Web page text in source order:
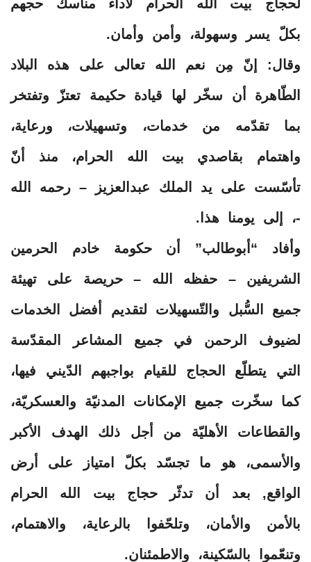
لحجاج بيت الله الحرام لأداء مناسك حجهم
بكلّ يسر وسهولة، وأمن وأمان.
وقال: إنّ مِن نعم الله تعالى على هذه البلاد
الطّاهرة أن سخّر لها قيادة حكيمة تعتزّ وتفتخر
بما تقدّمه من خدمات، وتسهيلات، ورعاية،
واهتمام بقاصدي بيت الله الحرام، منذ أنّ
تأسّست على يد الملك عبدالعزيز – رحمه الله
-، إلى يومنا هذا.
وأفاد “أبوطالب” أن حكومة خادم الحرمين
الشريفين – حفظه الله – حريصة على تهيئة
جميع السُّبل والتّسهيلات لتقديم أفضل الخدمات
لضيوف الرحمن في جميع المشاعر المقدّسة
التي يتطلّع الحجاج للقيام بواجبهم الدّيني فيها،
كما سخّرت جميع الإمكانات المدنيّة والعسكريّة،
والقطاعات الأهليّة من أجل ذلك الهدف الأكبر
والأسمى، هو ما تجسّد بكلّ امتياز على أرض
الواقع, بعد أن تدثّر حجاج بيت الله الحرام
بالأمن والأمان، وتلحّفوا بالرعاية، والاهتمام،
وتنعّموا بالسّكينة، والاطمئنان.